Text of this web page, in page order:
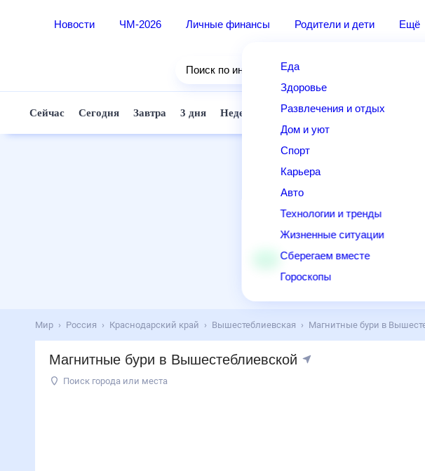
Новости ЧМ-2026 Личные финансы Родители и дети Ещё
Еда
Здоровье
Развлечения и отдых
Дом и уют
Спорт
Карьера
Авто
Технологии и тренды
Жизненные ситуации
Сберегаем вместе
Гороскопы
Поиск по интернету
Сейчас Сегодня Завтра 3 дня Неделя 10 дней 14 дней
Мир Россия Краснодарский край Вышестеблиевская Магнитные бури в
Магнитные бури в Вышестеблиевской
Поиск города или места